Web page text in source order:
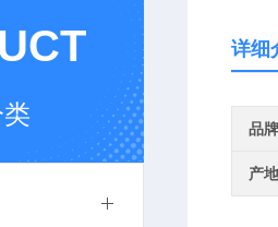
详细
品牌
产地